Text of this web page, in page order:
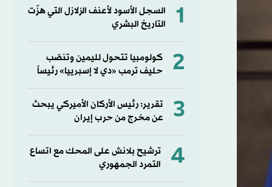
1
السجل الأسود لأعنف الزلازل التي هزّت
التاريخ البشري
2
كولومبيا تتحول لليمين وتنصّب
حليف ترمب «دي لا إسبرييا» رئيساً
3
تقرير: رئيس الأركان الأميركي يبحث
عن مخرج من حرب إيران
4
ترشيح بلانش على المحك مع اتساع
التمرد الجمهوري